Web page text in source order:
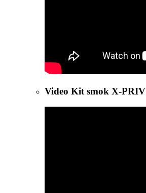
Video Kit smok X-PRIV